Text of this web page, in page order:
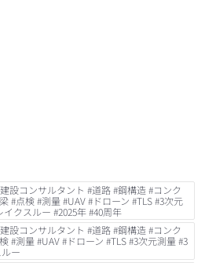
設コンサルタント #道路 #鋼構造 #コンク
#点検 #測量 #UAV #ドローン #TLS #3次元
クスルー #2025年 #40周年
設コンサルタント #道路 #鋼構造 #コンク
#測量 #UAV #ドローン #TLS #3次元測量 #3
ー